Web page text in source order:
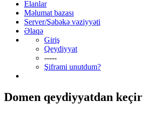
Elanlar
Məlumat bazası
Server/Şəbəkə vəziyyəti
Əlaqə
Giriş
Qeydiyyat
-----
Şifrəmi unutdum?
Domen qeydiyyatdan keçir